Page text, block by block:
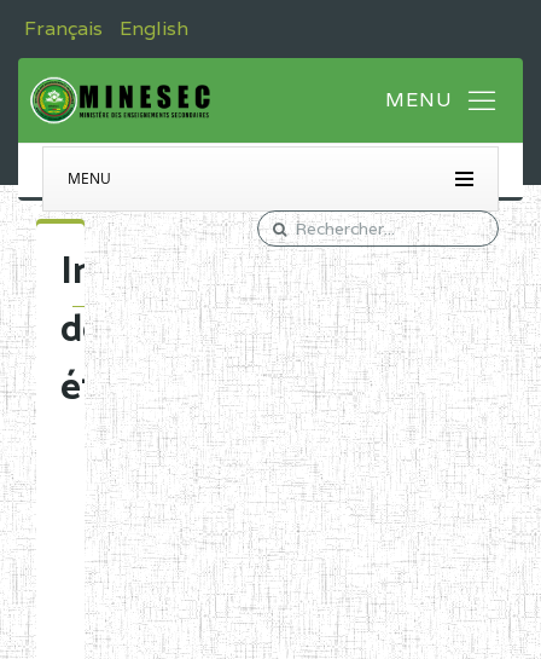
Français English
MENU
Immatriculation
des
établissements
Etablissements
d'enseignement
normal